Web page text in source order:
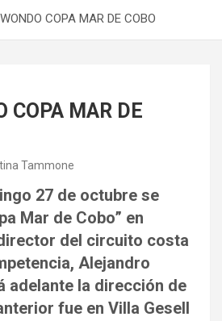
COPA MAR DE COBO
COPA MAR DE
Tammone
27 de octubre se
Mar de Cobo” en
del circuito costa
Alejandro
adelante la dirección de
fue en Villa Gesell